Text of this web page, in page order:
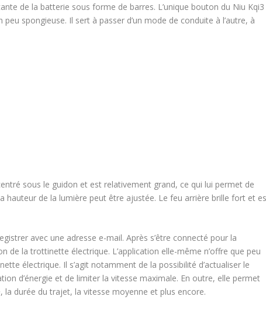
de la batterie sous forme de barres. L’unique bouton du Niu Kqi3
spongieuse. Il sert à passer d’un mode de conduite à l’autre, à
sous le guidon et est relativement grand, ce qui lui permet de
hauteur de la lumière peut être ajustée. Le feu arrière brille fort et
avec une adresse e-mail. Après s’être connecté pour la
de la trottinette électrique. L’application elle-même n’offre que peu
électrique. Il s’agit notamment de la possibilité d’actualiser le
d’énergie et de limiter la vitesse maximale. En outre, elle permet
la durée du trajet, la vitesse moyenne et plus encore.